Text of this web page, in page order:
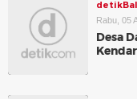
Rabu, 05
Desa